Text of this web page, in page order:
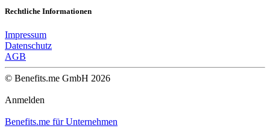
Rechtliche Informationen
Impressum
Datenschutz
AGB
© Benefits.me GmbH 2026
Anmelden
Benefits.me für Unternehmen